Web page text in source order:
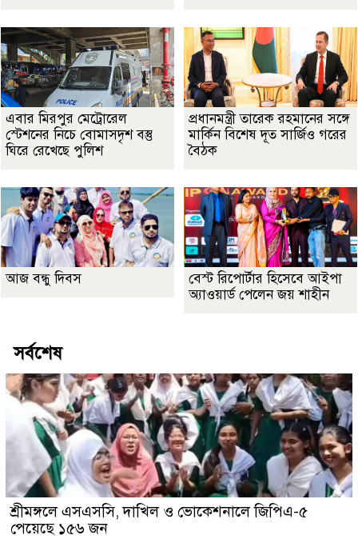
এবার মিরপুর মেট্রোরেল
স্টেশনের নিচে বোমাসদৃশ বস্তু
ঘিরে রেখেছে পুলিশ
প্রধানমন্ত্রী তারেক রহমানের সঙ্গে
মার্কিন বিশেষ দূত সার্জিও গরের
বৈঠক
আজ বন্ধু দিবস
বেস্ট রিপোর্টার হিসেবে আইপা
অ্যাওয়ার্ড পেলেন জয় শাহীন
সর্বশেষ
শ্রীমঙ্গলে এসএসসি, দাখিল ও ভোকেশনালে জিপিএ-৫
পেয়েছে ১৫৬ জন